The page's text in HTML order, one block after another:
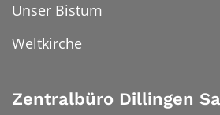
Unser Bistum
Weltkirche
Zentralbüro Dillingen